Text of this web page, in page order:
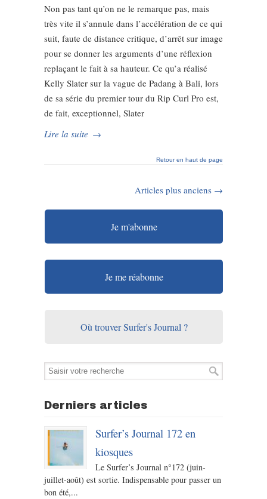
Non pas tant qu’on ne le remarque pas, mais
très vite il s’annule dans l’accélération de ce qui
suit, faute de distance critique, d’arrêt sur image
pour se donner les arguments d’une réflexion
replaçant le fait à sa hauteur. Ce qu’a réalisé
Kelly Slater sur la vague de Padang à Bali, lors
de sa série du premier tour du Rip Curl Pro est,
de fait, exceptionnel, Slater
Lire la suite →
Retour en haut de page
Articles plus anciens →
Je m'abonne
Je me réabonne
Où trouver Surfer's Journal ?
Derniers articles
Surfer’s Journal 172 en
kiosques
Le Surfer’s Journal n°172 (juin-
juillet-août) est sortie. Indispensable pour passer un
bon été,...